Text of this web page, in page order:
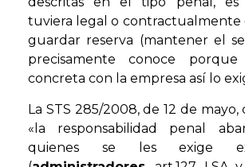
tuviera legal o contractualmente
guardar reserva (mantener el
precisamente conoce
concreta con la empresa así lo
La STS 285/2008, de 12 de
«la responsabilidad penal
quienes se les exige